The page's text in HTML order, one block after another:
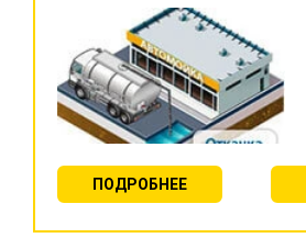
ПОДРОБНЕЕ